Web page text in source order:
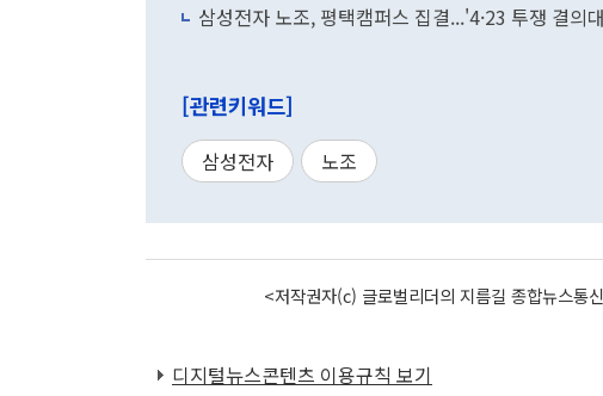
삼성전자 노조, 평택캠퍼스 집결...'4·23 투쟁 결의
[관련키워드]
삼성전자 노조
<저작권자(c) 글로벌리더의 지름길 종합뉴스
디지털뉴스콘텐츠 이용규칙 보기